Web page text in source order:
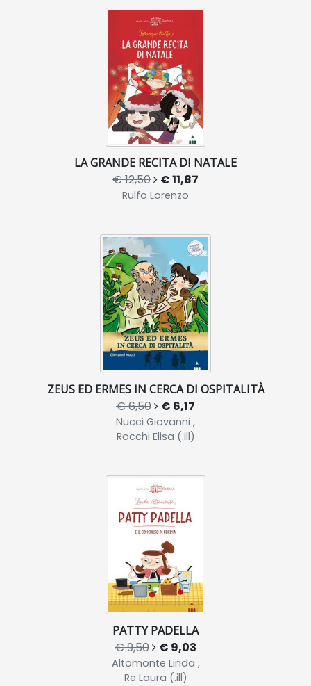
LA GRANDE RECITA DI NATALE
€ 12,50 € 11,87
Rulfo Lorenzo
ZEUS ED ERMES IN CERCA DI OSPITALITÀ
€ 6,50 € 6,17
Nucci Giovanni ,
Rocchi Elisa (.ill)
PATTY PADELLA
€ 9,50 € 9,03
Altomonte Linda ,
Re Laura (.ill)